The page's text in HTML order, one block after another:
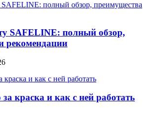
SAFELINE: полный обзор,
рекомендации
краска и как с ней работать